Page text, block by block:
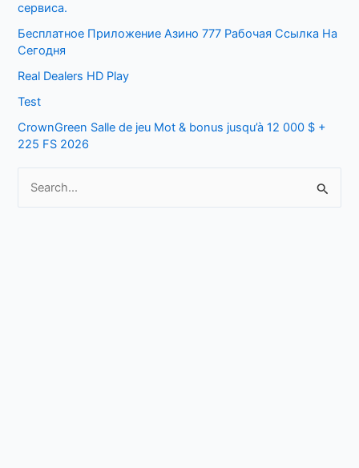
o
r
:
сервиса.
Бесплатное Приложение Азино 777 Рабочая Ссылка На
Сегодня
Real Dealers HD Play
Test
CrownGreen Salle de jeu Mot & bonus jusqu’à 12 000 $ +
225 FS 2026